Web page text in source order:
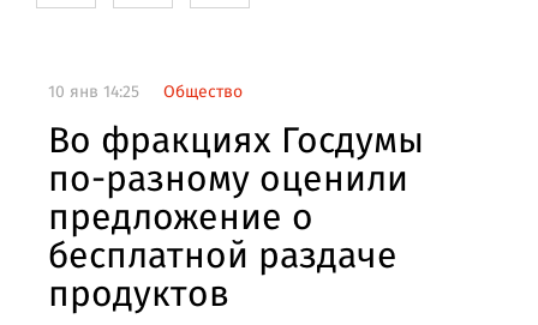
10 янв 14:25 Общество
Во фракциях Госдумы
по-разному оценили
предложение о
бесплатной раздаче
продуктов